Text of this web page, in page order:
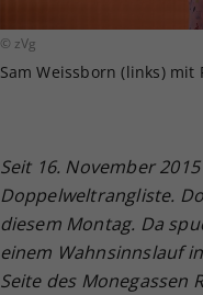
© zVg
Sam Weissborn (links) mit
Seit 16. November
Doppelweltrangliste.
diesem Montag. Da
einem Wahnsinnslauf
Seite des Monegassen